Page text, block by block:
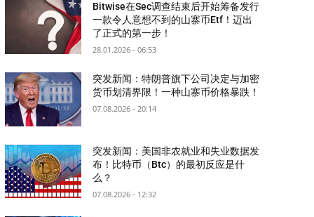
Bitwise在Sec调查结束后开始筹备发行
一款令人意想不到的山寨币Etf！迈出
了正式的第一步！
28.01.2026 - 06:53
突发新闻：特朗普旗下公司决定与加密
货币划清界限！一种山寨币价格暴跌！
07.08.2026 - 20:14
突发新闻：美国非农就业和失业数据发
布！比特币（Btc）的最初反应是什
么？
07.08.2026 - 12:32